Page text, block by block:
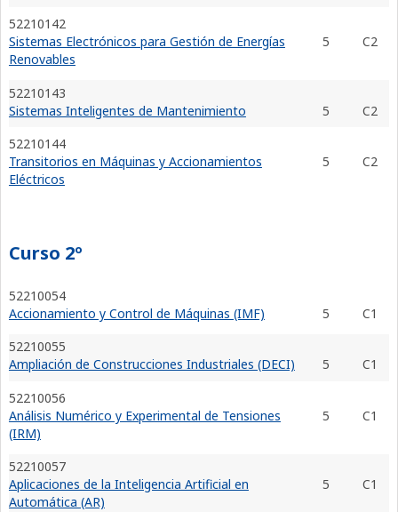
52210142
Sistemas Electrónicos para Gestión de Energías
Renovables
5 C2
52210143
Sistemas Inteligentes de Mantenimiento
5
C2
52210144
Transitorios en Máquinas y Accionamientos
Eléctricos
5 C2
Curso 2º
52210054
Accionamiento y Control de Máquinas (IMF)
5
C1
52210055
Ampliación de Construcciones Industriales (DECI)
5
C1
52210056
Análisis Numérico y Experimental de Tensiones
(IRM)
5 C1
52210057
Aplicaciones de la Inteligencia Artificial en
Automática (AR)
5 C1